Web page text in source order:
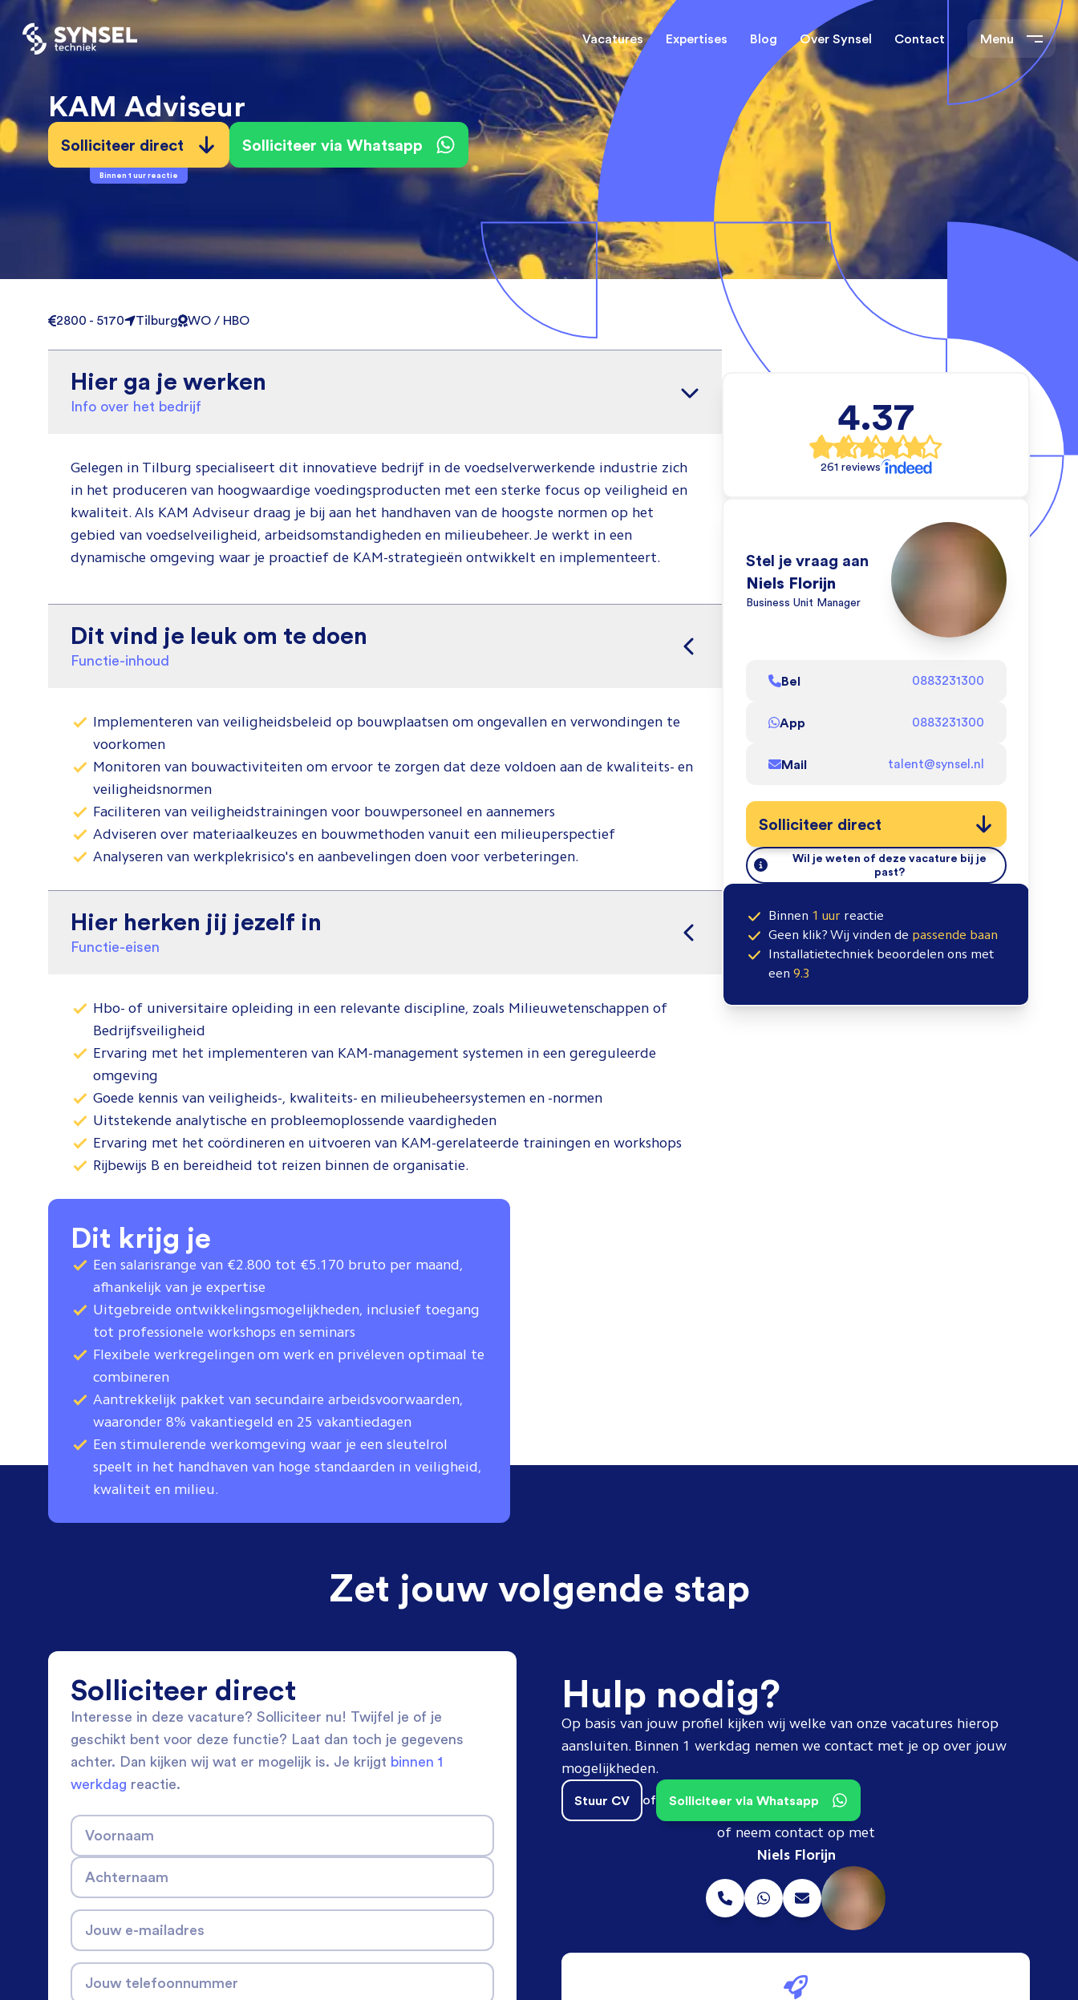
Vacatures
(Field) Service Engineers Mechanical Engineers
Software & Electrical
Engineers
Monteurs Technische
Monteurs binnendienst Installatietechniek
Technisch-Commercieel Operators
Expertises
(Field) Service Engineers Mechanical Engineers
Software & Electrical
Engineers
Monteurs Technische
Dienst
Monteurs binnendienst
Blog Over Synsel Contact Menu
KAM Adviseur
Solliciteer direct
Binnen 1 uur reactie
Solliciteer via Whatsapp
De beste banen
Installatietechniek
Check de video om te zien
hoe wij dat doen!
2800 - 5170 Tilburg WO / HBO
Hier ga je werken
Info over het bedrijf
Gelegen in Tilburg specialiseert dit innovatieve bedrijf in de voedselverwerkende industrie zich
in het produceren van hoogwaardige voedingsproducten met een sterke focus op veiligheid en
kwaliteit. Als KAM Adviseur draag je bij aan het handhaven van de hoogste normen op het
gebied van voedselveiligheid, arbeidsomstandigheden en milieubeheer. Je werkt in een
dynamische omgeving waar je proactief de KAM-strategieën ontwikkelt en implementeert.
Dit vind je leuk om te doen
Functie-inhoud
Implementeren van veiligheidsbeleid op bouwplaatsen om ongevallen en verwondingen te
voorkomen
Monitoren van bouwactiviteiten om ervoor te zorgen dat deze voldoen aan de kwaliteits- en
veiligheidsnormen
Faciliteren van veiligheidstrainingen voor bouwpersoneel en aannemers
Adviseren over materiaalkeuzes en bouwmethoden vanuit een milieuperspectief
Analyseren van werkplekrisico's en aanbevelingen doen voor verbeteringen.
Hier herken jij jezelf in
Functie-eisen
Hbo- of universitaire opleiding in een relevante discipline, zoals Milieuwetenschappen of
Bedrijfsveiligheid
Ervaring met het implementeren van KAM-management systemen in een gereguleerde
omgeving
Goede kennis van veiligheids-, kwaliteits- en milieubeheersystemen en -normen
Uitstekende analytische en probleemoplossende vaardigheden
Ervaring met het coördineren en uitvoeren van KAM-gerelateerde trainingen en workshops
Rijbewijs B en bereidheid tot reizen binnen de organisatie.
Dit krijg je
Een salarisrange van €2.800 tot €5.170 bruto per maand,
afhankelijk van je expertise
Uitgebreide ontwikkelingsmogelijkheden, inclusief toegang
tot professionele workshops en seminars
Flexibele werkregelingen om werk en privéleven optimaal te
combineren
Aantrekkelijk pakket van secundaire arbeidsvoorwaarden,
waaronder 8% vakantiegeld en 25 vakantiedagen
Een stimulerende werkomgeving waar je een sleutelrol
speelt in het handhaven van hoge standaarden in veiligheid,
kwaliteit en milieu.
4.37
261 reviews
Stel je vraag aan
Niels Florijn
Business Unit Manager
Bel 0883231300
App 0883231300
Mail talent@synsel.nl
Solliciteer direct
Wil je weten of deze vacature bij je
past?
Binnen 1 uur reactie
Geen klik? Wij vinden de passende baan
Installatietechniekbeoordelen ons met
een 9.3
Zet jouw volgende stap
Solliciteer direct
Interesse in deze vacature? Solliciteer nu! Twijfel je of je
geschikt bent voor deze functie? Laat dan toch je gegevens
achter. Dan kijken wij wat er mogelijk is. Je krijgt binnen 1
werkdag reactie.
Voornaam
Achternaam
Jouw e-mailadres
Jouw telefoonnummer
Hulp nodig?
Op basis van jouw profiel kijken wij welke van onze vacatures hierop
aansluiten. Binnen 1 werkdag nemen we contact met je op over jouw
mogelijkheden.
Stuur CV of Solliciteer via Whatsapp
of neem contact op met
Niels Florijn